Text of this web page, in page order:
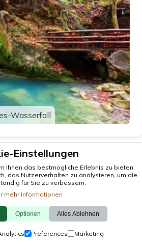
Wasserfall
Einstellungen
Ihnen das bestmögliche Erlebnis zu bieten.
das Nutzerverhalten zu analysieren, um die
für Sie zu verbessern.
mehr Informationen
Optionen Alles Ablehnen
Preferences Marketing
© 2026 antalya.tc